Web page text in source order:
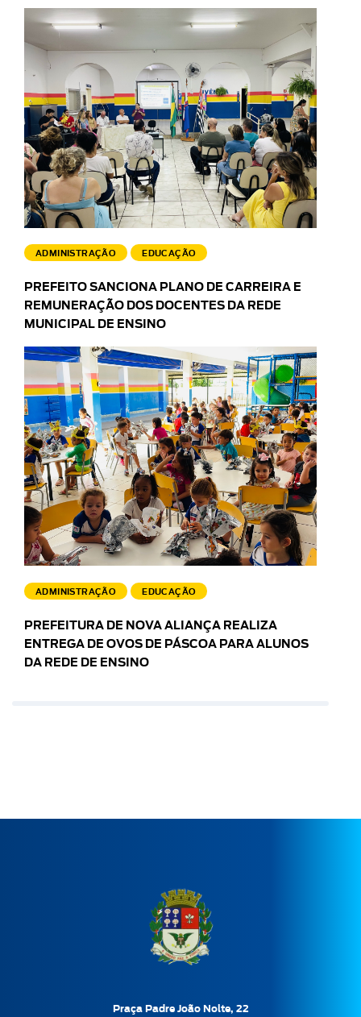
ADMINISTRAÇÃO EDUCAÇÃO
PREFEITO SANCIONA PLANO DE CARREIRA E
REMUNERAÇÃO DOS DOCENTES DA REDE
MUNICIPAL DE ENSINO
ADMINISTRAÇÃO EDUCAÇÃO
PREFEITURA DE NOVA ALIANÇA REALIZA
ENTREGA DE OVOS DE PÁSCOA PARA ALUNOS
DA REDE DE ENSINO
Praça Padre João Nolte, 22